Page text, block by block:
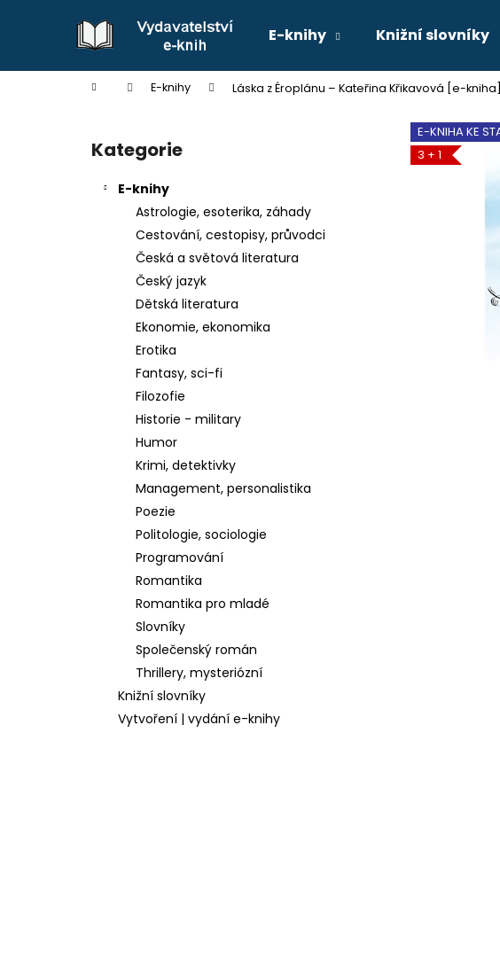
E-knihy Knižní slovníky
Domů E-knihy Láska z Éroplánu – Kateřina Křikavová [e-kniha]
Přeskočit
kategorie
Kategorie
E-knihy
Astrologie, esoterika, záhady
Cestování, cestopisy, průvodci
Česká a světová literatura
Český jazyk
Dětská literatura
Ekonomie, ekonomika
Erotika
Fantasy, sci-fi
Filozofie
Historie - military
Humor
Krimi, detektivky
Management, personalistika
Poezie
Politologie, sociologie
Programování
Romantika
Romantika pro mladé
Slovníky
Společenský román
Thrillery, mysteriózní
Knižní slovníky
Vytvoření | vydání e-knihy
E-KNIHA KE
3 + 1
í
Zpět
do
Zpět
do
Co